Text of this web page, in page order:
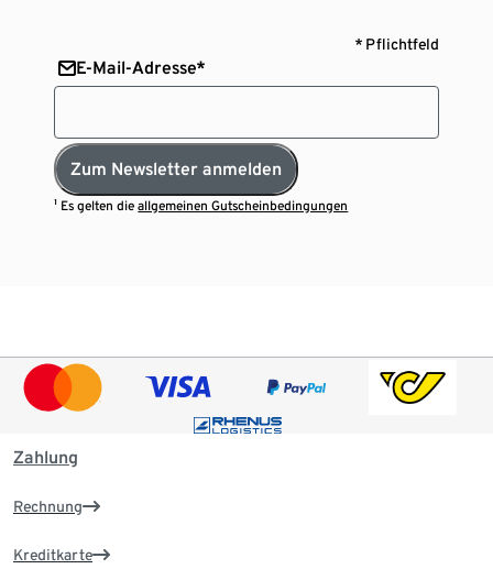
* Pflichtfeld
E-Mail-Adresse*
Zum Newsletter anmelden
¹ Es gelten dieallgemeinen Gutscheinbedingungen
Zahlung
Rechnung
Kreditkarte